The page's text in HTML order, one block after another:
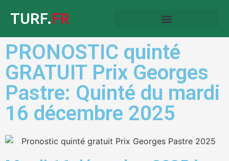
TURF.FR
PRONOSTIC quinté
GRATUIT Prix Georges
Pastre: Quinté du mardi
16 décembre 2025